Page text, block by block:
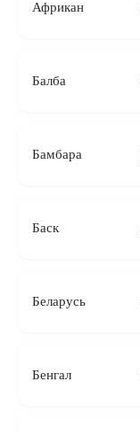
Африкан
Балба
Бамбара
Баск
Беларусь
Бенгал